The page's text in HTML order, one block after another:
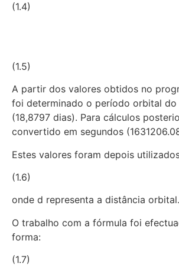
(1.4)
(1.5)
A partir dos valores obtidos no
foi determinado o período orbital do
(18,8797 dias). Para cálculos
convertido em segundos
Estes valores foram depois
(1.6)
onde d representa a distância orbital.
O trabalho com a fórmula foi
forma:
(1.7)